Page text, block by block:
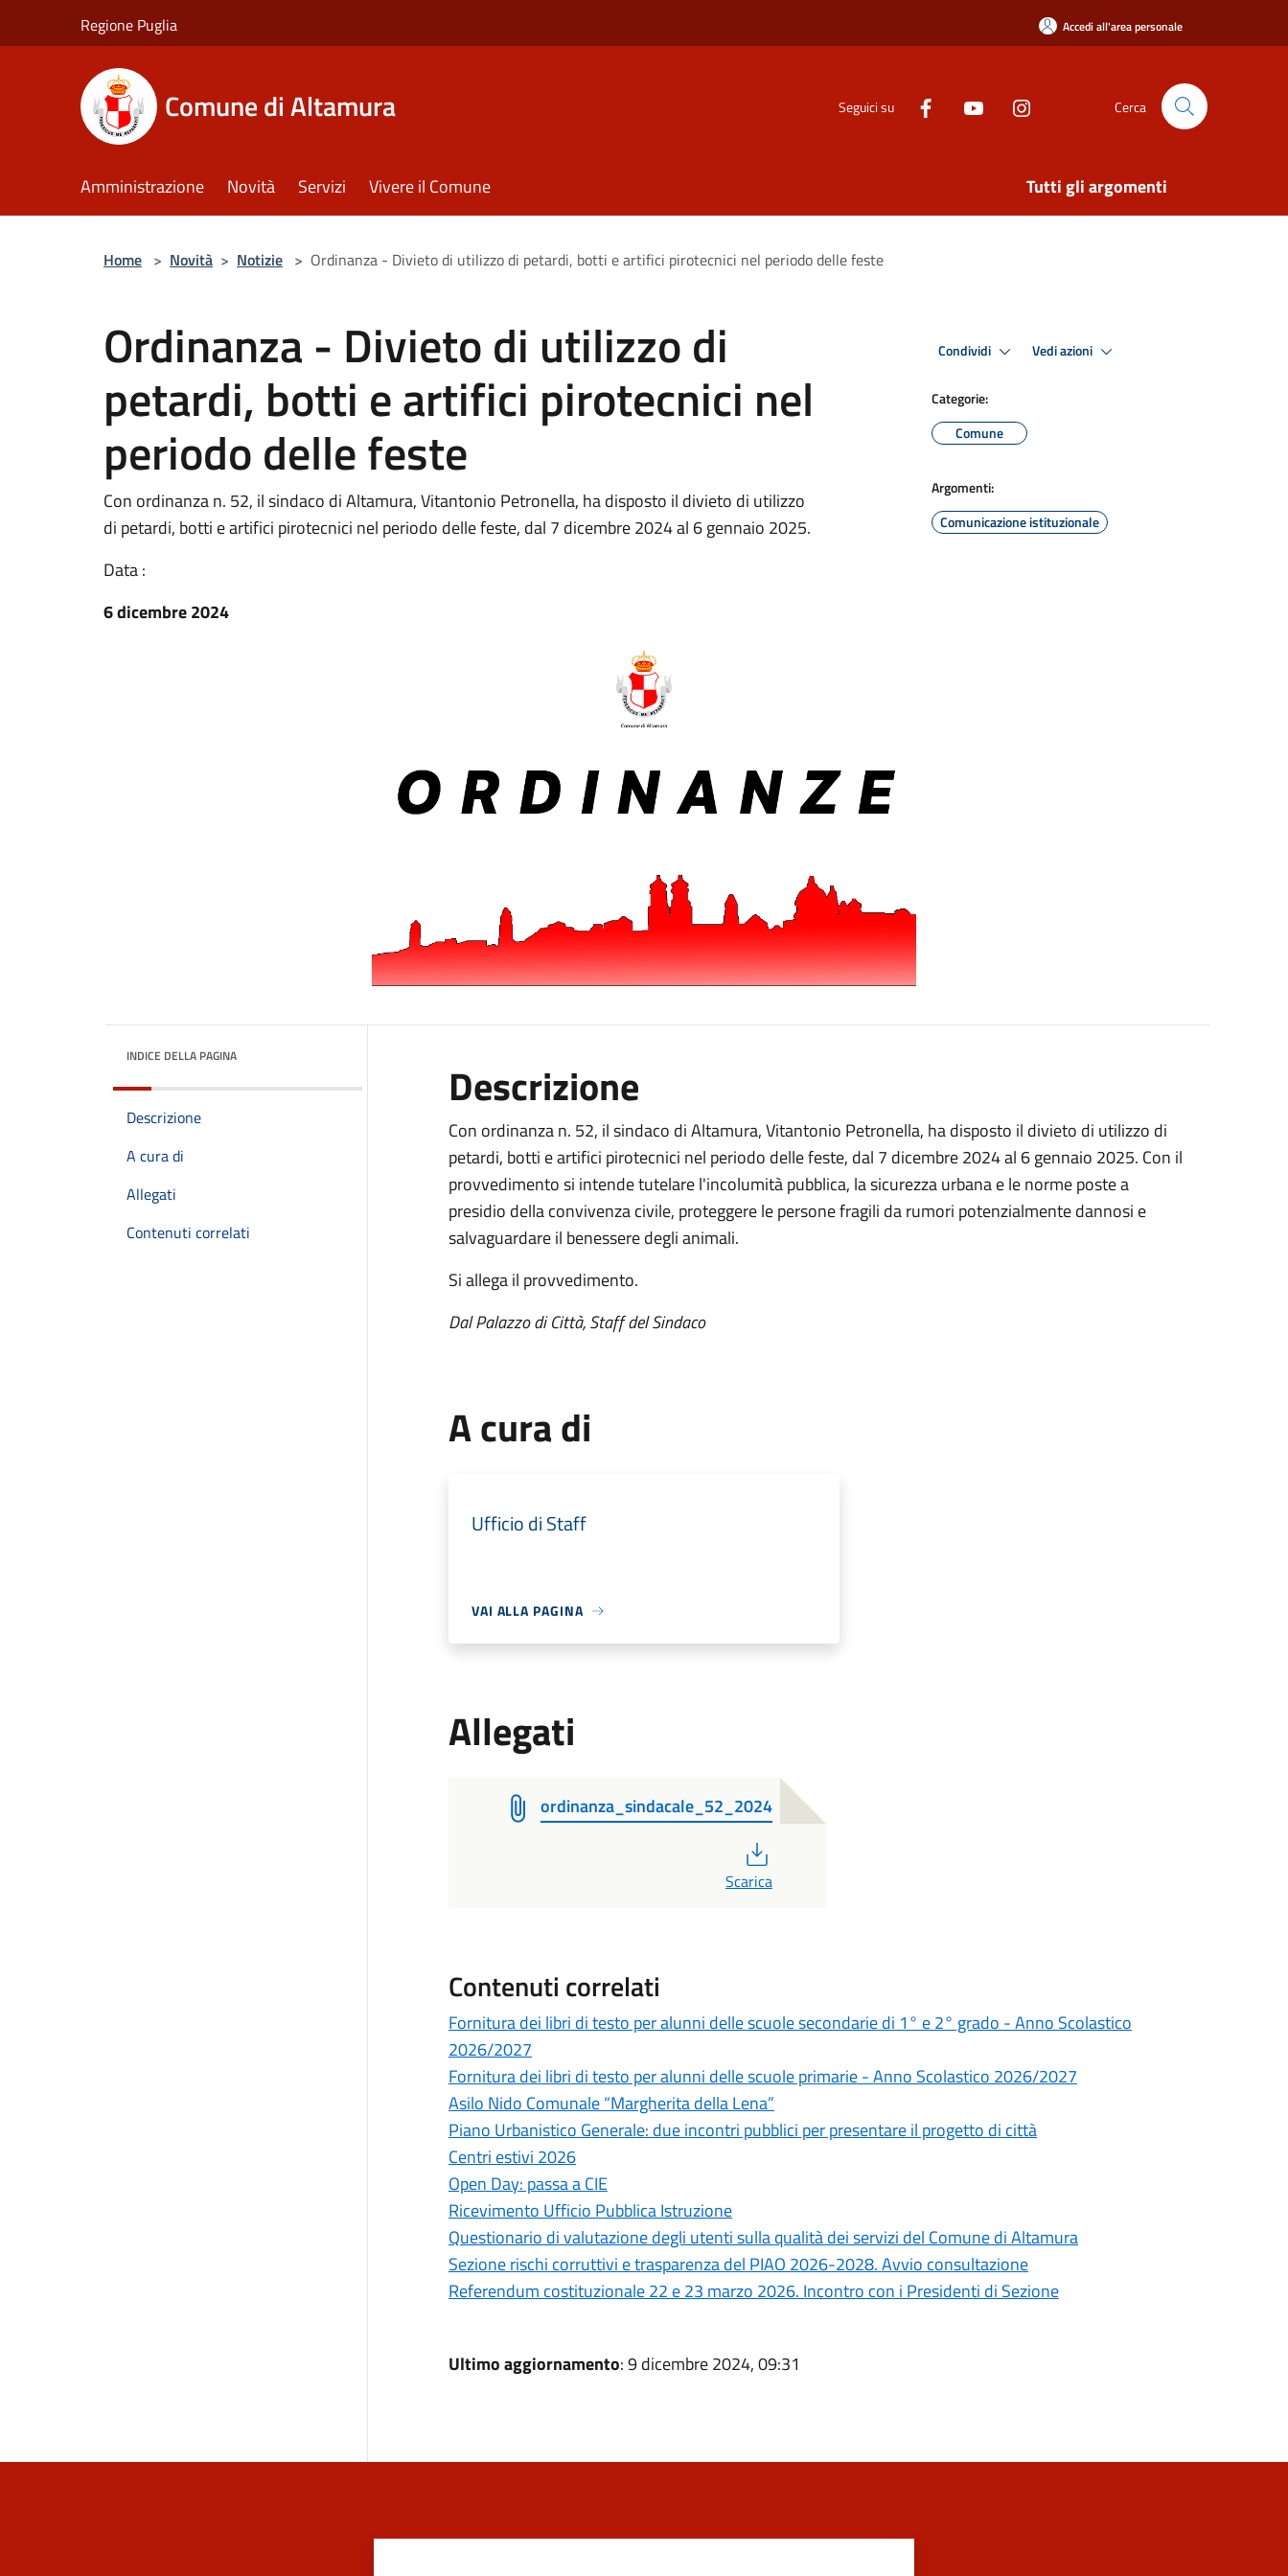
Regione Puglia Accedi all'area personale
Comune di Altamura Seguici su Cerca
Amministrazione Novità Servizi Vivere il Comune Tutti gli argomenti
Home > Novità > Notizie > Ordinanza - Divieto di utilizzo di petardi, botti e artifici pirotecnici nel periodo delle feste
Ordinanza - Divieto di utilizzo di
petardi, botti e artifici pirotecnici nel
periodo delle feste
Con ordinanza n. 52, il sindaco di Altamura, Vitantonio Petronella, ha disposto il divieto di utilizzo
di petardi, botti e artifici pirotecnici nel periodo delle feste, dal 7 dicembre 2024 al 6 gennaio 2025.
Data :
6 dicembre 2024
Condividi Vedi azioni
Categorie:
Comune
Argomenti:
Comunicazione istituzionale
INDICE DELLA PAGINA
Descrizione
A cura di
Allegati
Contenuti correlati
Descrizione
Con ordinanza n. 52, il sindaco di Altamura, Vitantonio Petronella, ha disposto il divieto di utilizzo di
petardi, botti e artifici pirotecnici nel periodo delle feste, dal 7 dicembre 2024 al 6 gennaio 2025. Con il
provvedimento si intende tutelare l'incolumità pubblica, la sicurezza urbana e le norme poste a
presidio della convivenza civile, proteggere le persone fragili da rumori potenzialmente dannosi e
salvaguardare il benessere degli animali.
Si allega il provvedimento.
Dal Palazzo di Città, Staff del Sindaco
A cura di
Ufficio di Staff
VAI ALLA PAGINA
Allegati
ordinanza_sindacale_52_2024
Scarica
Contenuti correlati
Fornitura dei libri di testo per alunni delle scuole secondarie di 1° e 2° grado - Anno Scolastico
2026/2027
Fornitura dei libri di testo per alunni delle scuole primarie - Anno Scolastico 2026/2027
Asilo Nido Comunale “Margherita della Lena”
Piano Urbanistico Generale: due incontri pubblici per presentare il progetto di città
Centri estivi 2026
Open Day: passa a CIE
Ricevimento Ufficio Pubblica Istruzione
Questionario di valutazione degli utenti sulla qualità dei servizi del Comune di Altamura
Sezione rischi corruttivi e trasparenza del PIAO 2026-2028. Avvio consultazione
Referendum costituzionale 22 e 23 marzo 2026. Incontro con i Presidenti di Sezione
Ultimo aggiornamento: 9 dicembre 2024, 09:31